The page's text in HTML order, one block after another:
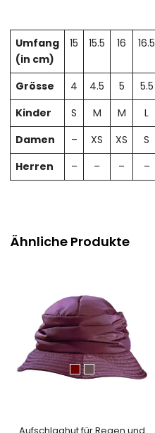
Umfang
(in cm)
15 15.5 16 16.5
Grösse 4 4.5 5 5.5
Kinder
S M M L
Damen
– XS XS S
Herren
– – – –
Ähnliche Produkte
Aufschlaghut für Regen und